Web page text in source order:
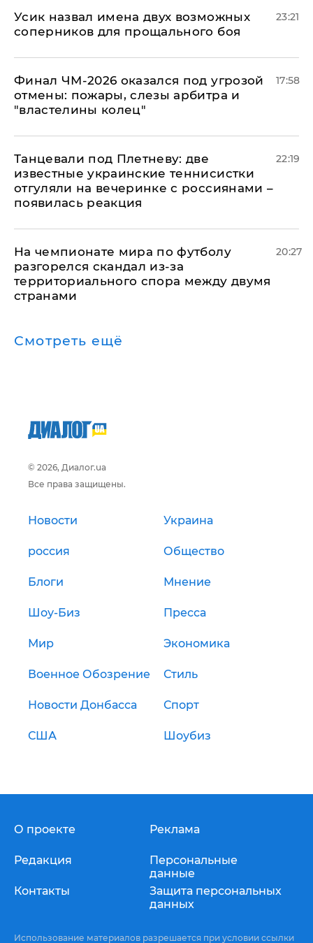
Усик назвал имена двух возможных
соперников для прощального боя
23:21
Финал ЧМ-2026 оказался под угрозой
отмены: пожары, слезы арбитра и
"властелины колец"
17:58
Танцевали под Плетневу: две
известные украинские теннисистки
отгуляли на вечеринке с россиянами –
появилась реакция
22:19
На чемпионате мира по футболу
разгорелся скандал из-за
территориального спора между двумя
странами
20:27
Смотреть ещё
© 2026, Диалог.ua
Все права защищены.
Новости Украина
россия Общество
Блоги Мнение
Шоу-Биз Пресса
Мир Экономика
Военное Обозрение Стиль
Новости Донбасса Спорт
США Шоубиз
О проекте
Редакция
Контакты
Реклама
Персональные
данные
Защита персональных
данных
Использование материалов разрешается при условии ссылки